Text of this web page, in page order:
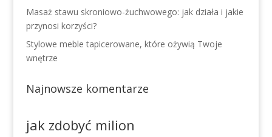
Masaż stawu skroniowo-żuchwowego: jak działa i jakie
przynosi korzyści?
Stylowe meble tapicerowane, które ożywią Twoje
wnętrze
Najnowsze komentarze
jak zdobyć milion